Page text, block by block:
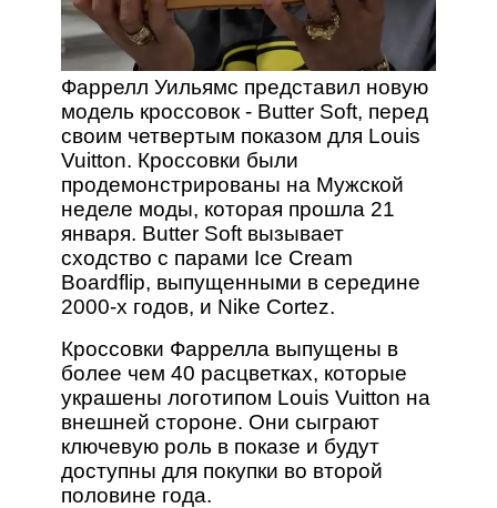
Фаррелл Уильямс представил новую
модель кроссовок - Butter Soft, перед
своим четвертым показом для Louis
Vuitton. Кроссовки были
продемонстрированы на Мужской
неделе моды, которая прошла 21
января. Butter Soft вызывает
сходство с парами Ice Cream
Boardflip, выпущенными в середине
2000-х годов, и Nike Cortez.
Кроссовки Фаррелла выпущены в
более чем 40 расцветках, которые
украшены логотипом Louis Vuitton на
внешней стороне. Они сыграют
ключевую роль в показе и будут
доступны для покупки во второй
половине года.